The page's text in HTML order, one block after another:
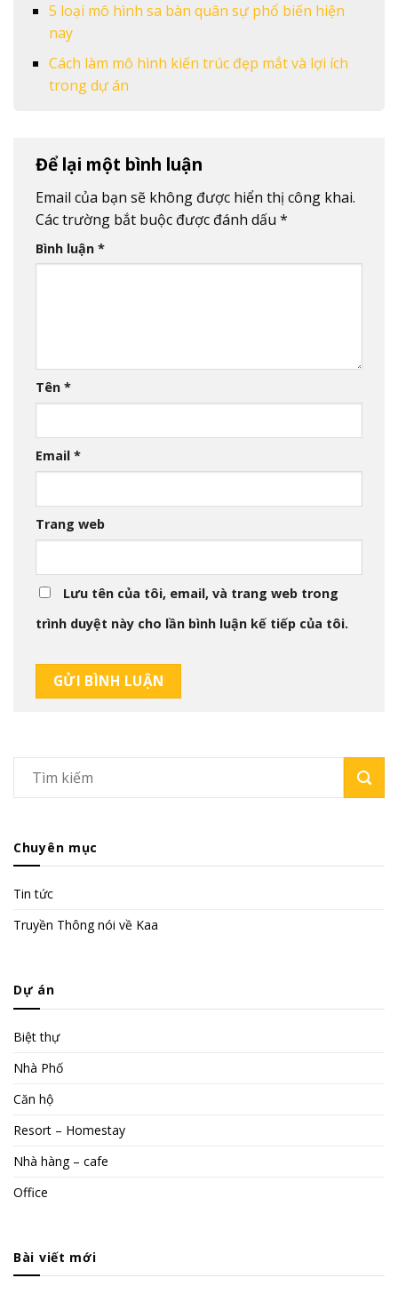
5 loại mô hình sa bàn quân sự phổ biến hiện
nay
Cách làm mô hình kiến trúc đẹp mắt và lợi ích
trong dự án
Để lại một bình luận
Email của bạn sẽ không được hiển thị công khai.
Các trường bắt buộc được đánh dấu *
Bình luận *
Tên *
Email *
Trang web
Lưu tên của tôi, email, và trang web trong
trình duyệt này cho lần bình luận kế tiếp của tôi.
Chuyên mục
Tin tức
Truyền Thông nói về Kaa
Dự án
Biệt thự
Nhà Phố
Căn hộ
Resort – Homestay
Nhà hàng – cafe
Office
Bài viết mới